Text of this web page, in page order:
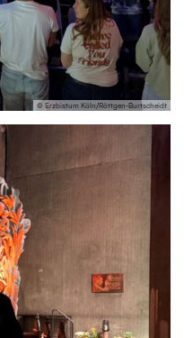
© Erzbistum Köln/Röttgen-Burtscheidt